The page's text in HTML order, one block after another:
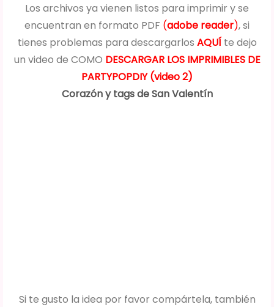
Los archivos ya vienen listos para imprimir y se
encuentran en formato PDF (adobe reader), si
tienes problemas para descargarlos AQUÍ te dejo
un video de COMO DESCARGAR LOS IMPRIMIBLES DE
PARTYPOPDIY (video 2)
Corazón y tags de San Valentín
Si te gusto la idea por favor compártela, también